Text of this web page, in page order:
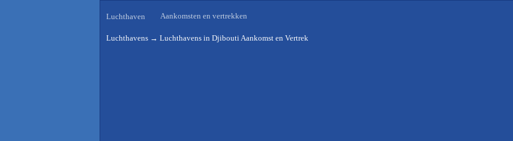
Luchthaven Aankomsten en vertrekken
Luchthavens → Luchthavens in Djibouti Aankomst en Vertrek